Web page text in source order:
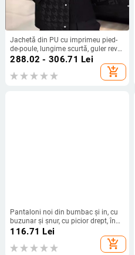
Jachetă din PU cu imprimeu pied-
de-poule, lungime scurtă, guler rever,
închidere cu un rând de nasturi,
casual pentru primăvară și toamnă
288.02 - 306.71 Lei
add_shopping_cart
Pantaloni noi din bumbac și in, cu
buzunar și șnur, cu picior drept, în
carouri plate, respirabile, pentru
exterior, de zi cu zi, pentru ieșiri, la
modă, 2024
116.71 Lei
add_shopping_cart